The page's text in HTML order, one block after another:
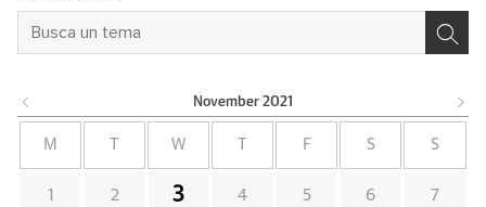
November 2021
M W F S S
1 2 3 4 5 6 7